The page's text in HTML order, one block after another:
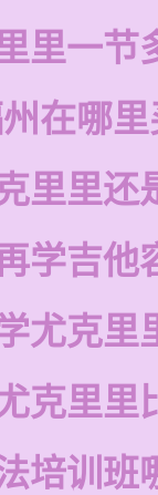
里一节
在哪
里里还
学吉他
尤克里
克里里
培训班